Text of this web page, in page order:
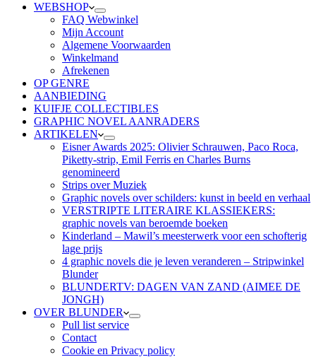
WEBSHOP
FAQ Webwinkel
Mijn Account
Algemene Voorwaarden
Winkelmand
Afrekenen
OP GENRE
AANBIEDING
KUIFJE COLLECTIBLES
GRAPHIC NOVEL AANRADERS
ARTIKELEN
Eisner Awards 2025: Olivier Schrauwen, Paco Roca,
Piketty-strip, Emil Ferris en Charles Burns
genomineerd
Strips over Muziek
Graphic novels over schilders: kunst in beeld en verhaal
VERSTRIPTE LITERAIRE KLASSIEKERS:
graphic novels van beroemde boeken
Kinderland – Mawil’s meesterwerk voor een schofterig
lage prijs
4 graphic novels die je leven veranderen – Stripwinkel
Blunder
BLUNDERTV: DAGEN VAN ZAND (AIMEE DE
JONGH)
OVER BLUNDER
Pull list service
Contact
Cookie en Privacy policy